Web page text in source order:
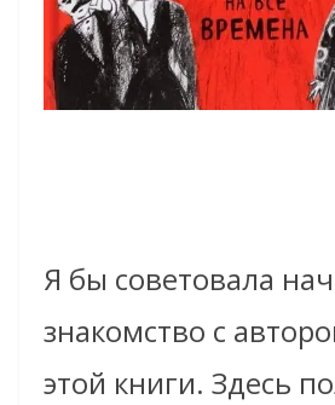
Я бы советовала
знакомство с
этой книги. Здесь